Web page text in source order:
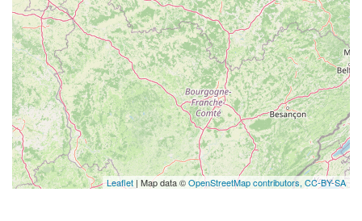
Leaflet | Map data ©OpenStreetMap contributors, CC-BY-SA